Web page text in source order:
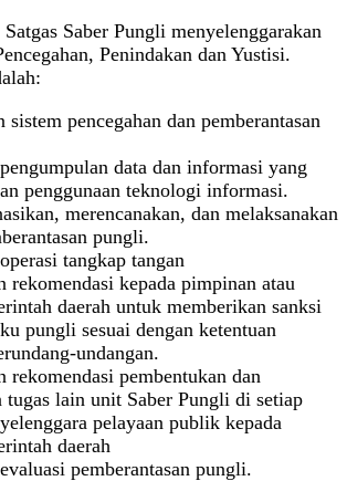
Saber Pungli menyelenggarakan
Penindakan dan Yustisi.
sistem pencegahan dan pemberantasan
data dan informasi yang
penggunaan teknologi informasi.
merencanakan, dan melaksanakan
pungli.
tangkap tangan
rekomendasi kepada pimpinan atau
daerah untuk memberikan sanksi
pungli sesuai dengan ketentuan
undangan.
rekomendasi pembentukan dan
tugas lain unit Saber Pungli di setiap
pelayaan publik kepada
daerah
pemberantasan pungli.